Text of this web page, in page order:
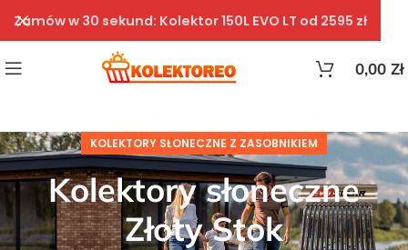
0,00 Zł
KOLEKTORY SŁONECZNE Z ZASOBNIKIEM
Kolektory słoneczne
Złoty Stok
Zamów w 30 sekund: Kolektor 150L EVO LT od 2595 zł